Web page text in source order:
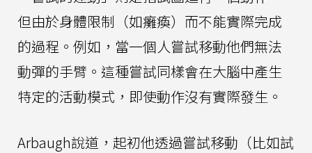
但由於身體限制（如癱瘓）而不能實際完成
的過程。例如，當一個人嘗試移動他們無法
動彈的手臂。這種嘗試同樣會在大腦中產生
特定的活動模式，即使動作沒有實際發生。
Arbaugh說道，起初他透過嘗試移動（比如試